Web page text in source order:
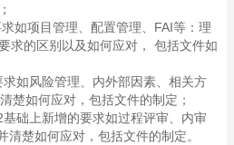
如项目管理、配置管理、FAI等：理
求的区别以及如何应对， 包括文件如
如风险管理、内外部因素、相关方
楚如何应对，包括文件的制定；
础上新增的要求如过程评审、内审
清楚如何应对，包括文件的制定。